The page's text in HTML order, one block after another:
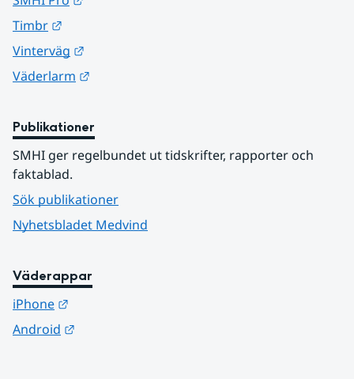
Timbr
Vinterväg
Väderlarm
Publikationer
SMHI ger regelbundet ut tidskrifter, rapporter och
faktablad.
Sök publikationer
Nyhetsbladet Medvind
Väderappar
iPhone
Android